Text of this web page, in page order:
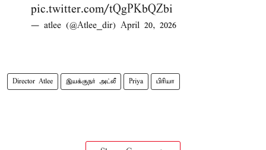
pic.twitter.com/tQgPKbQZbi
— atlee (@Atlee_dir) April 20, 2026
Director Atlee இயக்குநர் அட்லீ Priya பிரியா